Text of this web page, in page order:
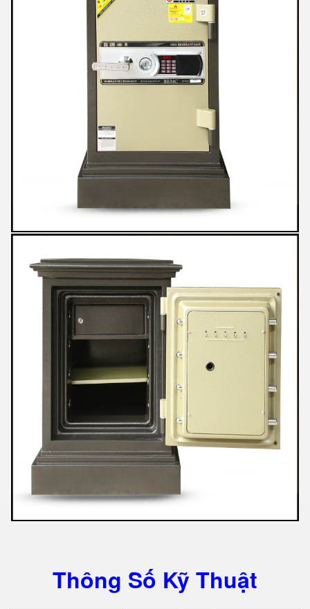
Thông Số Kỹ Thuật